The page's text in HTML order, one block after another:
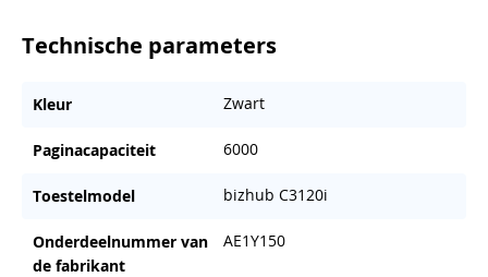
Technische parameters
Kleur Zwart
Paginacapaciteit 6000
Toestelmodel bizhub C3120i
Onderdeelnummer van
de fabrikant
AE1Y150